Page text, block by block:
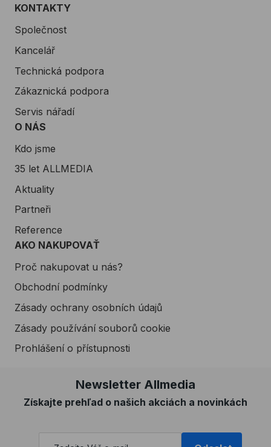
KONTAKTY
Společnost
Kancelář
Technická podpora
Zákaznická podpora
Servis nářadí
O NÁS
Kdo jsme
35 let ALLMEDIA
Aktuality
Partneři
Reference
AKO NAKUPOVAŤ
Proč nakupovat u nás?
Obchodní podmínky
Zásady ochrany osobních údajů
Zásady používání souborů cookie
Prohlášení o přístupnosti
Newsletter Allmedia
Získajte prehľad o našich akciách a novinkách